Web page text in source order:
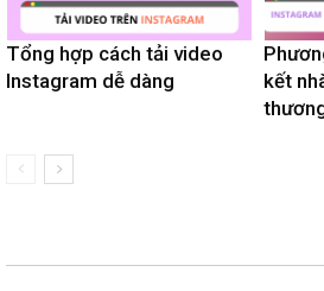
Tổng hợp cách tải video
Instagram dễ dàng
kết